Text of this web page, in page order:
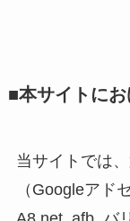
■本サイトに
当サイトでは
（Googleアド